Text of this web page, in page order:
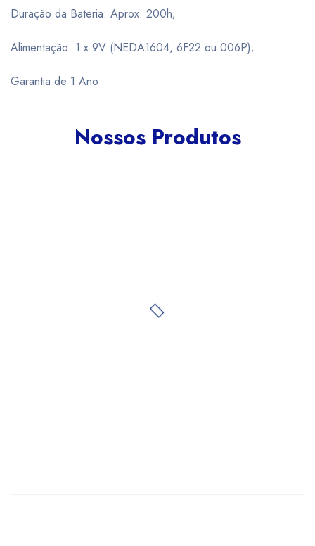
Duração da Bateria: Aprox. 200h;
Alimentação: 1 x 9V (NEDA1604, 6F22 ou 006P);
Garantia de 1 Ano
Nossos Produtos